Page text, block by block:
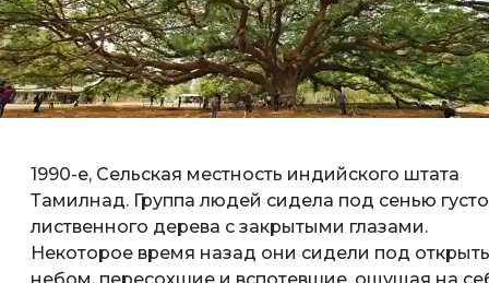
1990-е, Сельская местность индийского штата
Тамилнад. Группа людей сидела под сенью
лиственного дерева с закрытыми глазами.
Некоторое время назад они сидели под